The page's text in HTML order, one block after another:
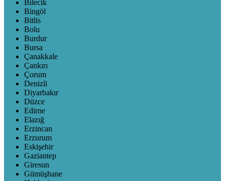
Bilecik
Bingöl
Bitlis
Bolu
Burdur
Bursa
Çanakkale
Çankırı
Çorum
Denizli
Diyarbakır
Düzce
Edirne
Elazığ
Erzincan
Erzurum
Eskişehir
Gaziantep
Giresun
Gümüşhane